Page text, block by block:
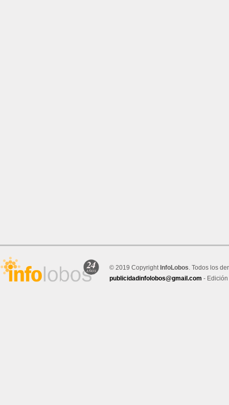
© 2019 Copyright InfoLobos. Todos los
publicidadinfolobos@gmail.com -